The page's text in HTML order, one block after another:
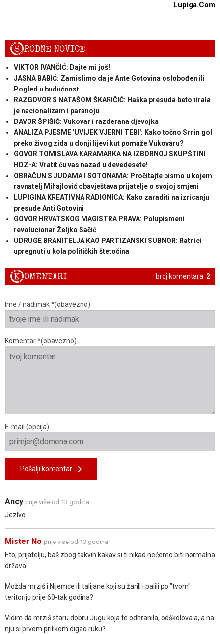
Lupiga.Com
SRODNE NOVICE
VIKTOR IVANČIĆ: Dajte mi još!
JASNA BABIĆ: Zamislimo da je Ante Gotovina oslobođen ili
Pogled u budućnost
RAZGOVOR S NATAŠOM ŠKARIČIĆ: Haška presuda betonirala
je nacionalizam i paranoju
DAVOR ŠPIŠIĆ: Vukovar i razderana djevojka
ANALIZA PJESME 'UVIJEK VJERNI TEBI': Kako točno Srnin gol
preko živog zida u donji lijevi kut pomaže Vukovaru?
GOVOR TOMISLAVA KARAMARKA NA IZBORNOJ SKUPŠTINI
HDZ-A: Vratit ću vas nazad u devedesete!
OBRAČUN S JUDAMA I SOTONAMA: Pročitajte pismo u kojem
ravnatelj Mihajlović obavještava prijatelje o svojoj smjeni
LUPIGINA KREATIVNA RADIONICA: Kako zaraditi na izricanju
presude Anti Gotovini
GOVOR HRVATSKOG MAGISTRA PRAVA: Polupismeni
revolucionar Željko Sačić
UDRUGE BRANITELJA KAO PARTIZANSKI SUBNOR: Ratnici
upregnuti u kola političkih štetočina
broj komentara: 2
KOMENTARI
Ime / nadimak *(obavezno)
Komentar *(obavezno)
E-mail (opcija)
Pošalji komentar
Ancy prije više od 13 godina
Jezivo
Mister No prije više od 13 godina
Eto, prijatelju, baš zbog takvih kakav si ti nikad nećemo biti normalna
država.
Možda mrziš i Nijemce ili talijane koji su žarili i palili po "tvom"
teritoriju prije 60-tak godina?
Vidim da mrziš staru dobru Jugu koja te odhranila, odškolovala, a na
nju si prvom prilikom digao ruku?